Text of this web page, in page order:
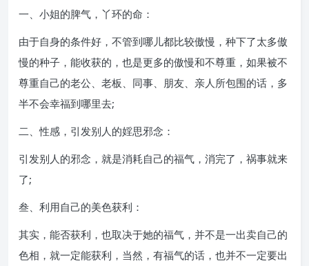
一、小姐的脾气，丫环的命：
由于自身的条件好，不管到哪儿都比较傲慢，种下了太多傲
慢的种子，能收获的，也是更多的傲慢和不尊重，如果被不
尊重自己的老公、老板、同事、朋友、亲人所包围的话，多
半不会幸福到哪里去;
二、性感，引发别人的婬思邪念：
引发别人的邪念，就是消耗自己的福气，消完了，祸事就来
了;
叁、利用自己的美色获利：
其实，能否获利，也取决于她的福气，并不是一出卖自己的
色相，就一定能获利，当然，有福气的话，也并不一定要出